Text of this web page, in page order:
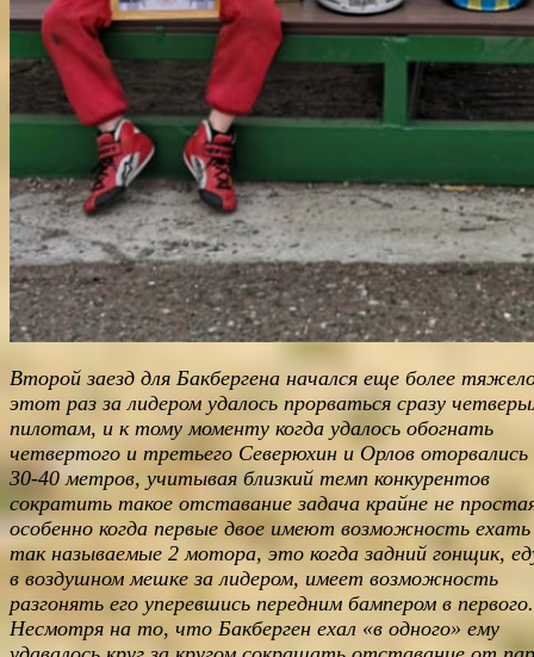
Второй заезд для Бакбергена начался еще более
этот раз за лидером удалось прорваться сразу
пилотам, и к тому моменту когда удалось обогнать
четвертого и третьего Северюхин и Орлов оторвались
30-40 метров, учитывая близкий темп конкурентов
сократить такое отставание задача крайне не
особенно когда первые двое имеют возможность ехать
так называемые 2 мотора, это когда задний гонщик,
в воздушном мешке за лидером, имеет возможность
разгонять его уперевшись передним бампером в первого.
Несмотря на то, что Бакберген ехал «в одного» ему